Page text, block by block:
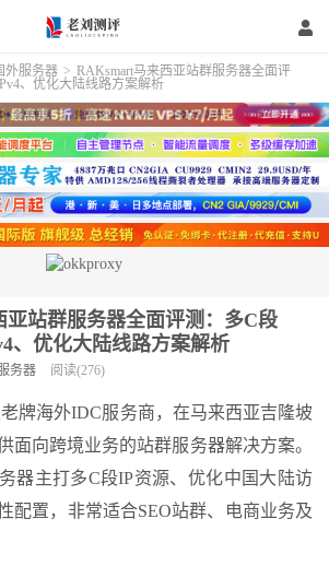
外服务器 > RAKsmart马来西亚站群服务器全面评
、优化大陆线路方案解析
站群服务器全面评测：多C段
、优化大陆线路方案解析
务器 阅读(276)
牌海外IDC服务商，在马来西亚吉隆坡
面向跨境业务的站群服务器解决方案。
器主打多C段IP资源、优化中国大陆访
配置，非常适合SEO站群、电商业务及